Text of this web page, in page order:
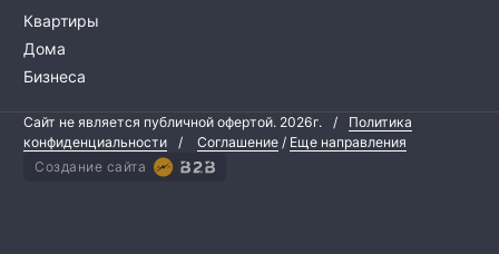
Квартиры
Дома
Бизнеса
Сайт не является публичной офертой. 2026г. /
Политика
конфиденциальности
/ Соглашение / Еще направления
Создание сайта